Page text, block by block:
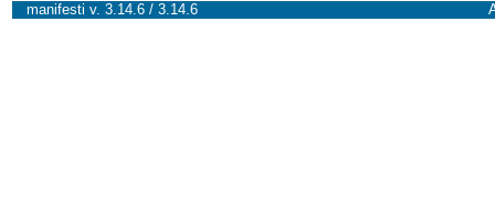
manifesti v. 3.14.6 / 3.14.6